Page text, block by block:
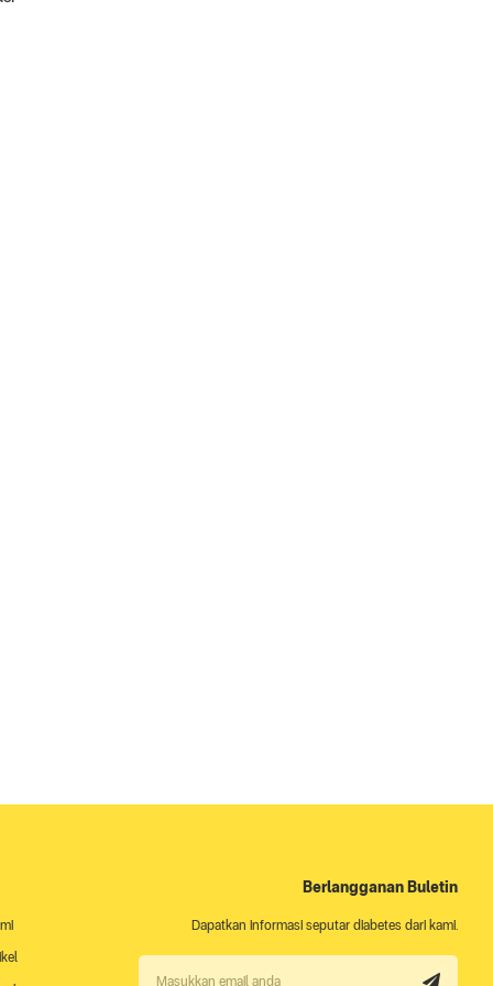
Berlangganan Buletin
Dapatkan informasi seputar diabetes dari kami.